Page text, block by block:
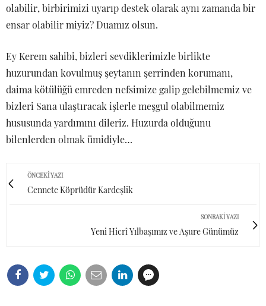
olabilir, birbirimizi uyarıp destek olarak aynı zamanda bir
ensar olabilir miyiz? Duamız olsun.
Ey Kerem sahibi, bizleri sevdiklerimizle birlikte
huzurundan kovulmuş şeytanın şerrinden korumanı,
daima kötülüğü emreden nefsimize galip gelebilmemiz ve
bizleri Sana ulaştıracak işlerle meşgul olabilmemiz
hususunda yardımını dileriz. Huzurda olduğunu
bilenlerden olmak ümidiyle…
ÖNCEKI YAZI
Cennete Köprüdür Kardeşlik
SONRAKI YAZI
Yeni Hicrî Yılbaşımız ve Aşure Günümüz